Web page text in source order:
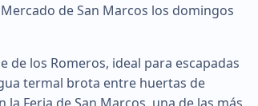
de San Marcos los domingos
de los Romeros, ideal para escapadas
termal brota entre huertas de
Feria de San Marcos, una de las más